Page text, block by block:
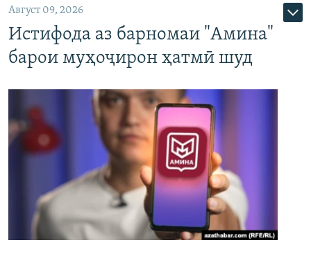
Август 09, 2026
Истифода аз барномаи "Амина"
барои муҳоҷирон ҳатмӣ шуд